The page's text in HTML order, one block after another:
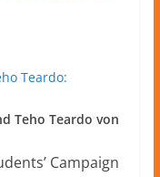
Teardo:
Teho Teardo von
Campaign